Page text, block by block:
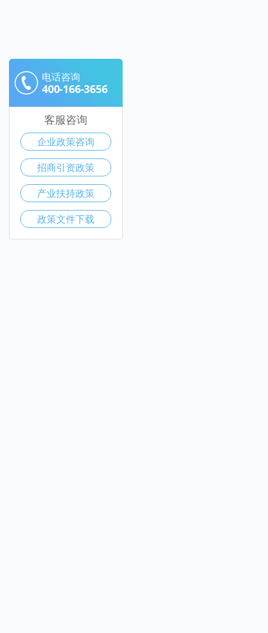
电话咨询
400-166-3656
客服咨询
企业政策咨询
招商引资政策
产业扶持政策
政策文件下载